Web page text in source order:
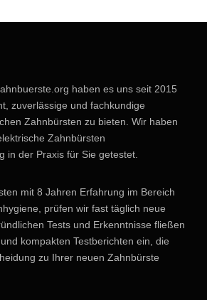
haben es uns seit 2015
zuverlässige und fachkundige
Zahnbürsten zu bieten. Wir haben
Zahnbürsten
in der Praxis für Sie getestet.
mit 8 Jahren Erfahrung im Bereich
prüfen wir fast täglich neue
Tests und Erkenntnisse fließen
kompakten Testberichten ein, die
zu Ihrer neuen Zahnbürste